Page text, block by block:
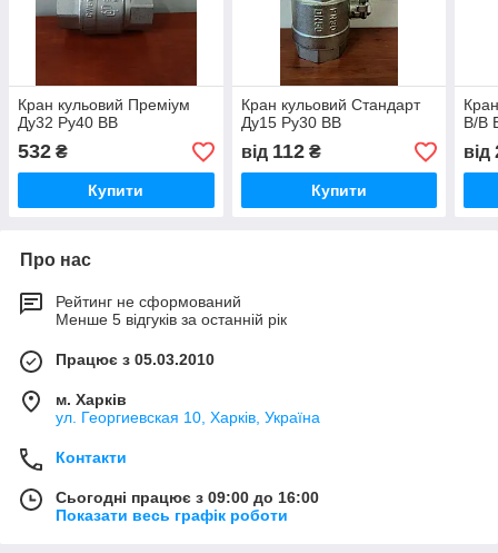
Кран кульовий Преміум
Ду32 Ру40 ВВ
532 ₴
Купити
Кран кульовий Стандарт
Ду15 Ру30 ВВ
від 112₴
Купити
В/В
від
Про нас
Рейтинг не сформований
Менше 5 відгуків за останній рік
Працює з 05.03.2010
м. Харків
ул. Георгиевская 10, Харків, Україна
Контакти
Сьогодні працює з 09:00 до 16:00
Показати весь графік роботи